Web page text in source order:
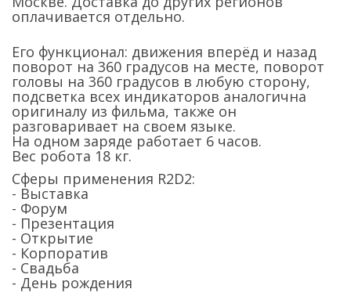
оплачивается отдельно.
Его функционал: движения вперёд и назад
поворот на 360 градусов на месте, поворот
головы на 360 градусов в любую сторону,
подсветка всех индикаторов аналогична
оригиналу из фильма, также он
разговаривает на своем языке.
На одном заряде работает 6 часов.
Вес робота 18 кг.
Сферы применения R2D2:
- Выставка
- Форум
- Презентация
- Открытие
- Корпоратив
- Свадьба
- День рождения